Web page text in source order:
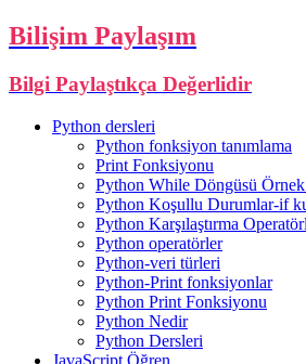
Bilişim Paylaşım
Bilgi Paylaştıkça Değerlidir
Python dersleri
Python fonksiyon tanımlama
Print Fonksiyonu
Python While Döngüsü
Python Koşullu Durumlar-if
Python Karşılaştırma
Python operatörler
Python-veri türleri
Python-Print fonksiyonlar
Python Print Fonksiyonu
Python Nedir
Python Dersleri
JavaScript Öğren